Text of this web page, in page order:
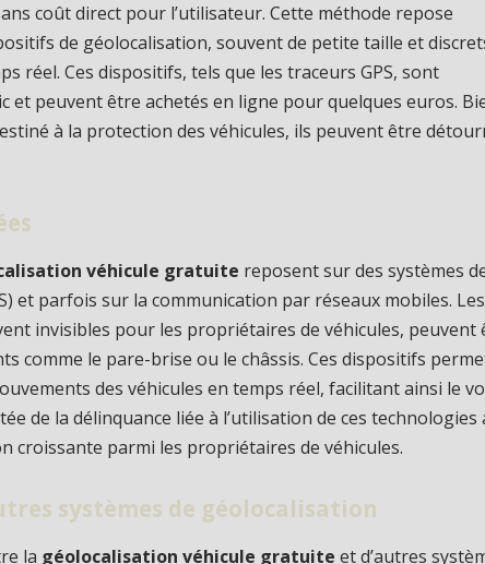
coût direct pour l’utilisateur. Cette méthode repose
de géolocalisation, souvent de petite taille et
réel. Ces dispositifs, tels que les traceurs GPS, sont
et peuvent être achetés en ligne pour quelques euros.
à la protection des véhicules, ils peuvent être
véhicule gratuite reposent sur des systèmes
et parfois sur la communication par réseaux mobiles. Les
invisibles pour les propriétaires de véhicules, peuvent
comme le pare-brise ou le châssis. Ces dispositifs
des véhicules en temps réel, facilitant ainsi le
de la délinquance liée à l’utilisation de ces technologies
croissante parmi les propriétaires de véhicules.
systèmes de géolocalisation
la géolocalisation véhicule gratuite et d’autres